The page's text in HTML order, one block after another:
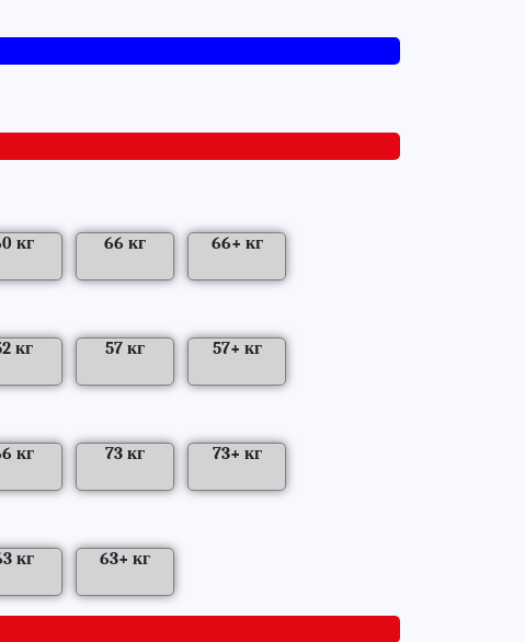
кг
66 кг
66+ кг
кг
57 кг
57+ кг
кг
73 кг
73+ кг
кг
63+ кг